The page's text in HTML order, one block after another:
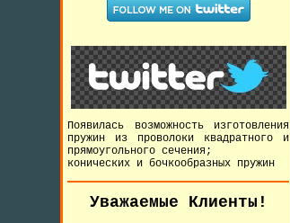
Появилась возможность изготовления
пружин из проволоки квадратного и
прямоугольного сечения;
конических и бочкообразных пружин
Уважаемые Клиенты!